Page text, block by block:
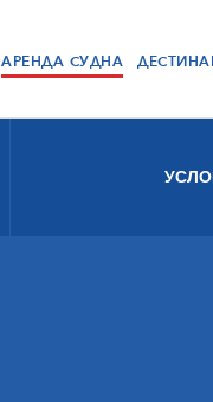
АРЕНДА СУДНА